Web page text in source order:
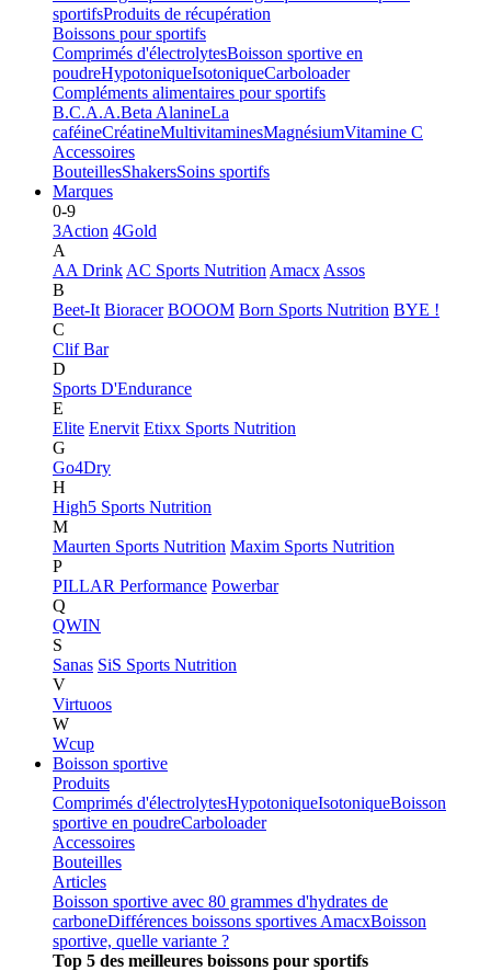
sportifsProduits de récupération
Boissons pour sportifs
Comprimés d'électrolytesBoisson sportive en
poudreHypotoniqueIsotoniqueCarboloader
Compléments alimentaires pour sportifs
B.C.A.A.Beta AlanineLa
caféineCréatineMultivitaminesMagnésiumVitamine C
Accessoires
BouteillesShakersSoins sportifs
Marques
0-9
3Action 4Gold
A
AA Drink AC Sports Nutrition Amacx Assos
B
Beet-It Bioracer BOOOM Born Sports Nutrition BYE !
C
Clif Bar
D
Sports D'Endurance
E
Elite Enervit Etixx Sports Nutrition
G
Go4Dry
H
High5 Sports Nutrition
M
Maurten Sports Nutrition Maxim Sports Nutrition
P
PILLAR Performance Powerbar
Q
QWIN
S
Sanas SiS Sports Nutrition
V
Virtuoos
W
Wcup
Boisson sportive
Produits
Comprimés d'électrolytesHypotoniqueIsotoniqueBoisson
sportive en poudreCarboloader
Accessoires
Bouteilles
Articles
Boisson sportive avec 80 grammes d'hydrates de
carboneDifférences boissons sportives AmacxBoisson
sportive, quelle variante ?
Top 5 des meilleures boissons pour sportifs